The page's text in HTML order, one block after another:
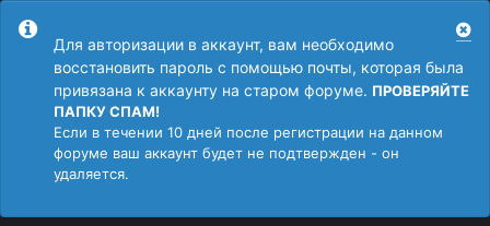
Для авторизации в аккаунт, вам необходимо
восстановить пароль с помощью почты, которая была
привязана к аккаунту на старом форуме. ПРОВЕРЯЙТЕ
ПАПКУ СПАМ!
Если в течении 10 дней после регистрации на данном
форуме ваш аккаунт будет не подтвержден - он
удаляется.